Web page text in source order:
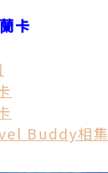
卡
Buddy相集